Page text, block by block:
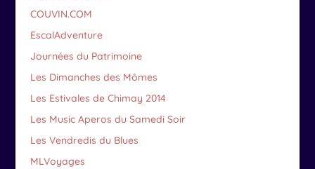
COUVIN.COM
EscalAdventure
Journées du Patrimoine
Les Dimanches des Mômes
Les Estivales de Chimay 2014
Les Music Aperos du Samedi Soir
Les Vendredis du Blues
MLVoyages